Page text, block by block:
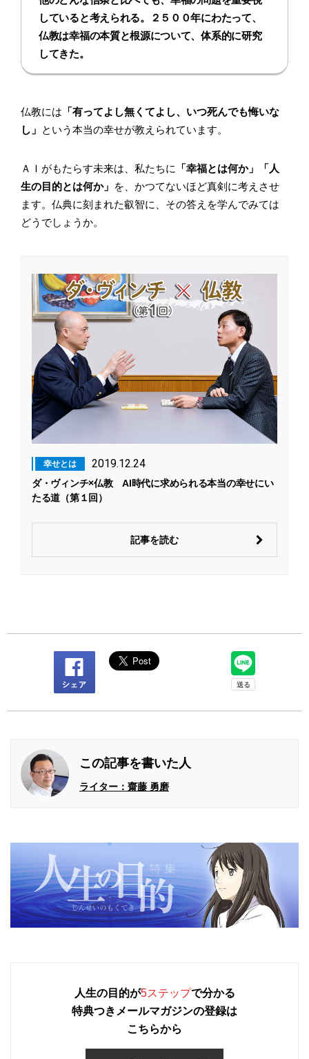
していると考えられる。２５００年にわたって、
仏教は幸福の本質と根源について、体系的に研究
してきた。
仏教には 「有ってよし無くてよし、いつ死んでも悔いな
し」 という本当の幸せが教えられています。
ＡＩがもたらす未来は、私たちに
「幸福とは何か」「人
生の目的とは何か」 を、かつてないほど真剣に考えさせ
ます。仏典に刻まれた叡智に、その答えを学んでみては
どうでしょうか。
幸せとは 2019.12.24
ダ・ヴィンチ×仏教 AI時代に求められる本当の幸せにい
たる道（第１回）
記事を読む
この記事を書いた人
ライター：齋藤 勇磨
人生の目的が5ステップで分かる
特典つきメールマガジンの登録は
こちらから